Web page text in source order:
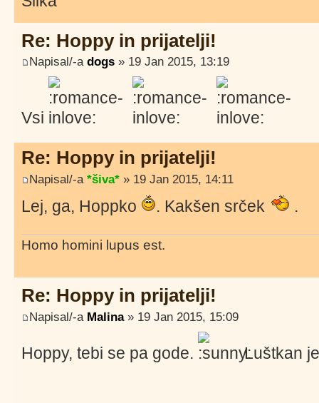
Re: Hoppy in prijatelji!
Napisal/-a dogs » 19 Jan 2015, 13:19
Vsi
Re: Hoppy in prijatelji!
Napisal/-a *šiva* » 19 Jan 2015, 14:11
Lej, ga, Hoppko . Kakšen srček .
Homo homini lupus est.
Re: Hoppy in prijatelji!
Napisal/-a Malina» 19 Jan 2015, 15:09
Hoppy, tebi se pa gode. Luštkan